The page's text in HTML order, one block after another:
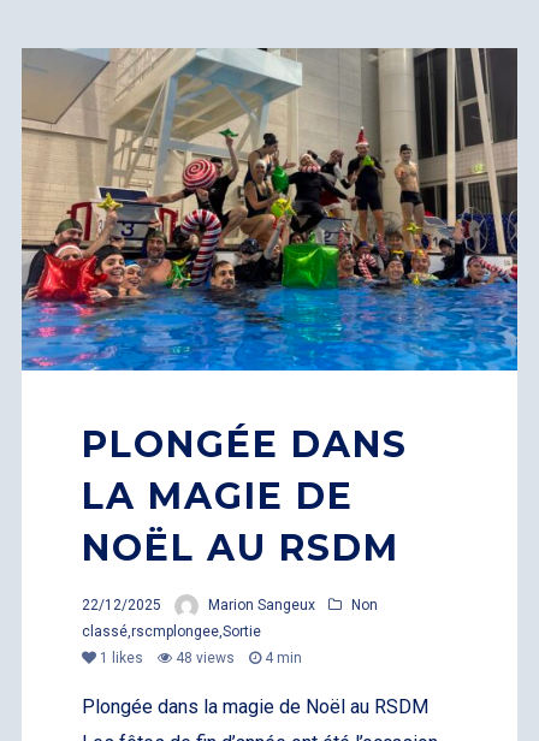
PLONGÉE DANS
LA MAGIE DE
NOËL AU RSDM
22/12/2025 Marion Sangeux
Non
classé,rscmplongee,Sortie
1
likes 48 views 4 min
Plongée dans la magie de Noël au RSDM